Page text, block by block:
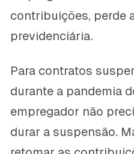
contribuições, perde
previdenciária.
Para contratos
durante a pandemia
empregador não
durar a suspensão.